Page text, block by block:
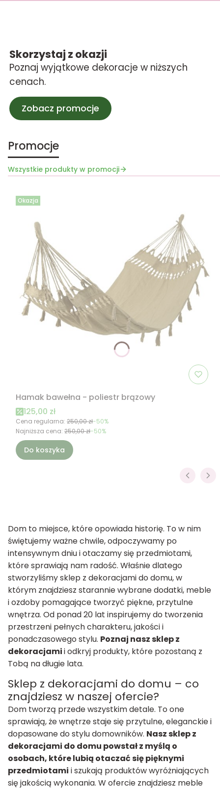
Skorzystaj z okazji
Poznaj wyjątkowe dekoracje w niższych
cenach.
Zobacz promocje
Promocje
Wszystkie produkty w promocji
Okazja
Hamak bawełna - poliestr brązowy
Cena promocyjna
125,00 zł
Cena regularna: 250,00 zł-50%
Najniższa cena: 250,00 zł-50%
Do koszyka
Dom to miejsce, które opowiada historię. To w nim
świętujemy ważne chwile, odpoczywamy po
intensywnym dniu i otaczamy się przedmiotami,
które sprawiają nam radość. Właśnie dlatego
stworzyliśmy sklep z dekoracjami do domu, w
którym znajdziesz starannie wybrane dodatki, meble
i ozdoby pomagające tworzyć piękne, przytulne
wnętrza. Od ponad 20 lat inspirujemy do tworzenia
przestrzeni pełnych charakteru, jakości i
ponadczasowego stylu. Poznaj nasz sklep z
dekoracjamii odkryj produkty, które pozostaną z
Tobą na długie lata.
Sklep z dekoracjami do domu – co
znajdziesz w naszej ofercie?
Dom tworzą przede wszystkim detale. To one
sprawiają, że wnętrze staje się przytulne, eleganckie i
dopasowane do stylu domowników. Nasz sklep z
dekoracjami do domu powstał z myślą o
osobach, które lubią otaczać się pięknymi
przedmiotami i szukają produktów wyróżniających
się jakością wykonania. W ofercie znajdziesz meble